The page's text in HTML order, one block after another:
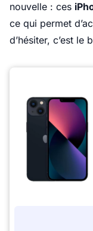
nouvelle : ces
ce qui permet
d’hésiter, c’est le